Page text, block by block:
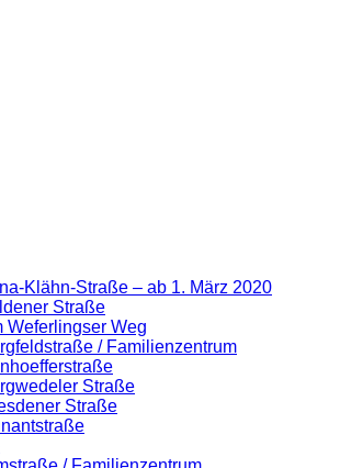
Klähn-Straße – ab 1. März 2020
Straße
Weferlingser Weg
/ Familienzentrum
Straße
Straße